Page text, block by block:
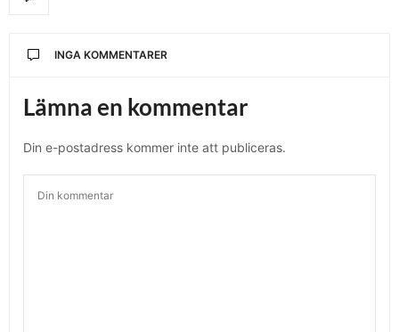
INGA KOMMENTARER
Lämna en kommentar
Din e-postadress kommer inte att publiceras.